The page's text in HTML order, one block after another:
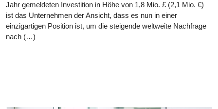
Jahr gemeldeten Investition in Höhe von 1,8 Mio. £ (2,1 Mio. €)
ist das Unternehmen der Ansicht, dass es nun in einer
einzigartigen Position ist, um die steigende weltweite Nachfrage
nach (…)